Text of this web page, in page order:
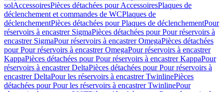
solAccessoiresPièces détachées pour AccessoiresPlaques de
déclenchement et commandes de WCPlaques de
déclenchementPièces détachées pour Plaques de déclenchementPour
réservoirs à encastrer SigmaPièces détachées pour Pour réservoirs à
encastrer SigmaPour réservoirs à encastrer OmegaPièces détachées
pour Pour réservoirs à encastrer OmegaPour réservoirs à encastrer
KappaPièces détachées pour Pour réservoirs à encastrer KappaPour
réservoirs à encastrer DeltaPièces détachées pour Pour réservoirs à
encastrer DeltaPour les réservoirs à encastrer TwinlinePièces
détachées pour Pour les réservoirs à encastrer TwinlinePour